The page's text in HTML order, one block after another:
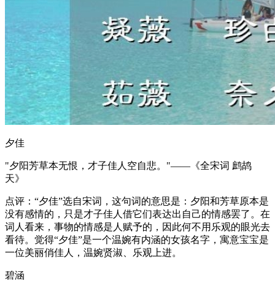
夕佳
"夕阳芳草本无恨，才子佳人空自悲。"——《全宋词 鹧鸪
天》
点评：“夕佳”选自宋词，这句词的意思是：夕阳和芳草原本是
没有感情的，只是才子佳人借它们表达出自己的情感罢了。在
词人看来，事物的情感是人赋予的，因此何不用乐观的眼光去
看待。觉得“夕佳”是一个温婉有内涵的女孩名字，寓意宝宝是
一位美丽俏佳人，温婉贤淑、乐观上进。
碧涵